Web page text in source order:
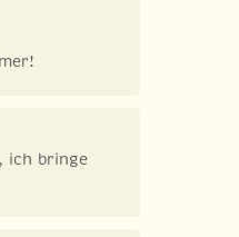
ich bringe